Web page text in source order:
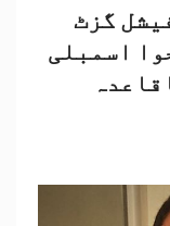
گزٹ
اسمبلی